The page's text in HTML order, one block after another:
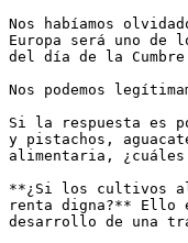
Nos habíamos
Europa será uno de
del día de la
Nos podemos
Si la respuesta es
y pistachos,
alimentaria,
**¿Si los cultivos
renta digna?** Ello
desarrollo de una